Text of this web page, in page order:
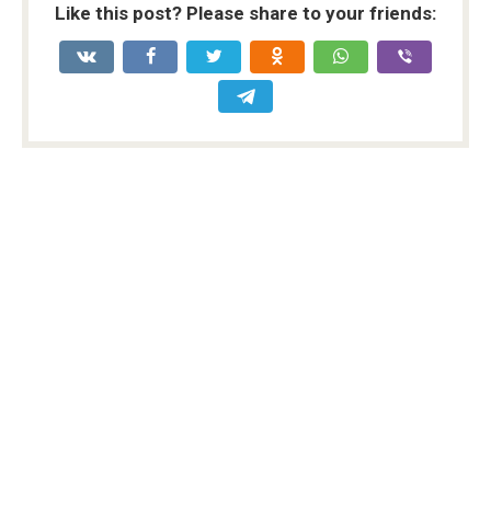
Like this post? Please share to your friends: